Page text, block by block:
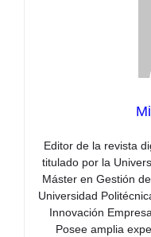
Editor de la revista
titulado por la
Máster en Gestión
Universidad
Innovación
Posee amplia